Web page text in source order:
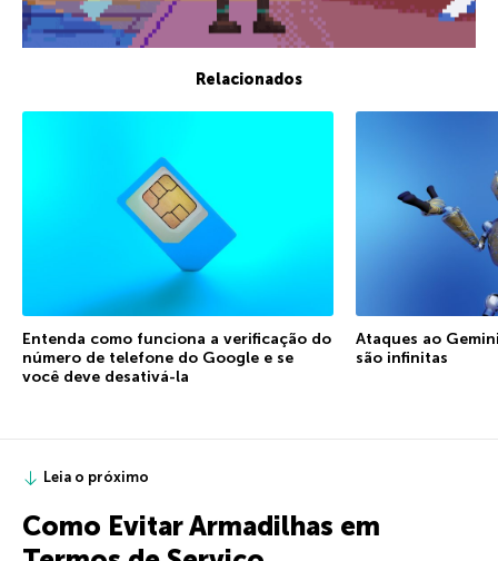
Relacionados
Entenda como funciona a verificação do
número de telefone do Google e se
você deve desativá-la
Ataques ao
são infinitas
Leia o próximo
Como Evitar Armadilhas em